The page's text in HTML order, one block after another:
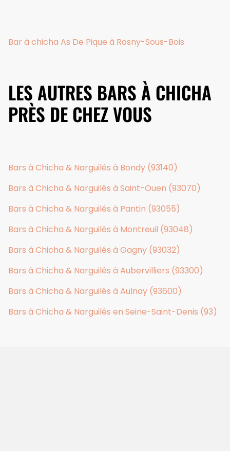
Bar à chicha As De Pique à Rosny-Sous-Bois
LES AUTRES BARS À CHICHA
PRÈS DE CHEZ VOUS
Bars à Chicha & Narguilés à Bondy (93140)
Bars à Chicha & Narguilés à Saint-Ouen (93070)
Bars à Chicha & Narguilés à Pantin (93055)
Bars à Chicha & Narguilés à Montreuil (93048)
Bars à Chicha & Narguilés à Gagny (93032)
Bars à Chicha & Narguilés à Aubervilliers (93300)
Bars à Chicha & Narguilés à Aulnay (93600)
Bars à Chicha & Narguilés en Seine-Saint-Denis (93)